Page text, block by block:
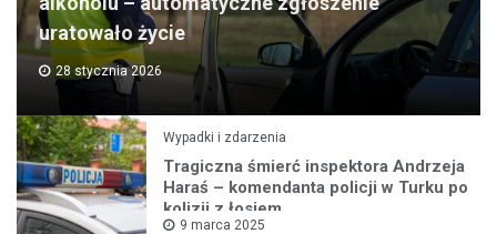
uratowało życie
28 stycznia 2026
Wypadki i zdarzenia
Tragiczna śmierć inspektora Andrzeja
Haraś – komendanta policji w Turku po
kolizji z łosiem
9 marca 2025